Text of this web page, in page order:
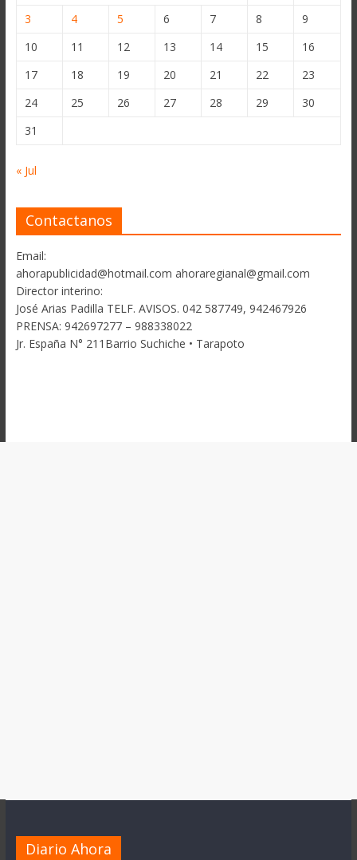
3
4 5 6 7 8
9
10
11 12 13 14 15
16
17
18 19 20 21 22
23
24
25 26 27 28 29
30
31
« Jul
Contactanos
Email:
ahorapublicidad@hotmail.com ahoraregianal@gmail.com
Director interino:
José Arias Padilla TELF. AVISOS. 042 587749, 942467926
PRENSA: 942697277 – 988338022
Jr. España N° 211Barrio Suchiche • Tarapoto
Diario Ahora